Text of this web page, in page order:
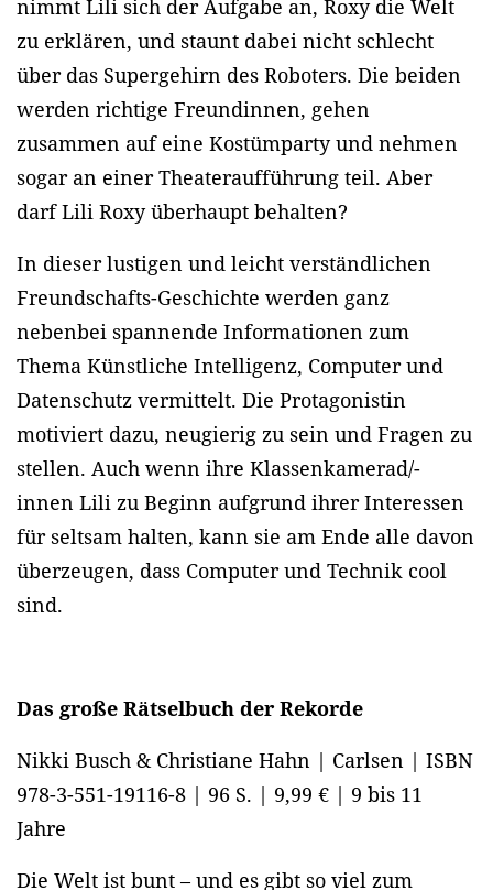
nimmt Lili sich der Aufgabe an, Roxy die Welt
zu erklären, und staunt dabei nicht schlecht
über das Supergehirn des Roboters. Die beiden
werden richtige Freundinnen, gehen
zusammen auf eine Kostümparty und nehmen
sogar an einer Theateraufführung teil. Aber
darf Lili Roxy überhaupt behalten?
In dieser lustigen und leicht verständlichen
Freundschafts-Geschichte werden ganz
nebenbei spannende Informationen zum
Thema Künstliche Intelligenz, Computer und
Datenschutz vermittelt. Die Protagonistin
motiviert dazu, neugierig zu sein und Fragen zu
stellen. Auch wenn ihre Klassenkamerad/-
innen Lili zu Beginn aufgrund ihrer Interessen
für seltsam halten, kann sie am Ende alle davon
überzeugen, dass Computer und Technik cool
sind.
Das große Rätselbuch der Rekorde
Nikki Busch & Christiane Hahn | Carlsen | ISBN
978-3-551-19116-8 | 96 S. | 9,99 € | 9 bis 11
Jahre
Die Welt ist bunt – und es gibt so viel zum